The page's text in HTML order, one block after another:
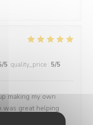
/5 quality_price : 5/5
making my own
was great helping